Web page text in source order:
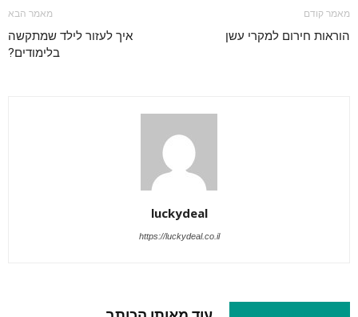
מאמר קודם
הוראות חירום למקרי עשן
מאמר הבא
איך לעזור לילד שמתקשה
בלימודים?
luckydeal
https://luckydeal.co.il